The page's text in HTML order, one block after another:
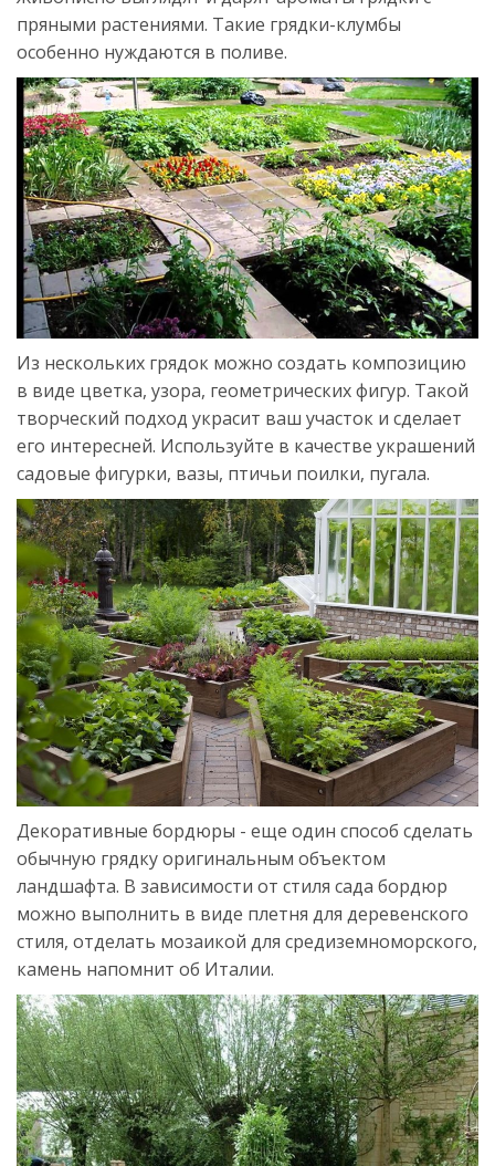
пряными растениями. Такие грядки-клумбы
особенно нуждаются в поливе.
Из нескольких грядок можно создать композицию
в виде цветка, узора, геометрических фигур. Такой
творческий подход украсит ваш участок и сделает
его интересней. Используйте в качестве украшений
садовые фигурки, вазы, птичьи поилки, пугала.
Декоративные бордюры - еще один способ сделать
обычную грядку оригинальным объектом
ландшафта. В зависимости от стиля сада бордюр
можно выполнить в виде плетня для деревенского
стиля, отделать мозаикой для средиземноморского,
камень напомнит об Италии.